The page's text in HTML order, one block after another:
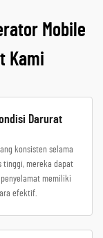
Mobile
Kami
Darurat
konsisten selama
tinggi, mereka dapat
memiliki
efektif.